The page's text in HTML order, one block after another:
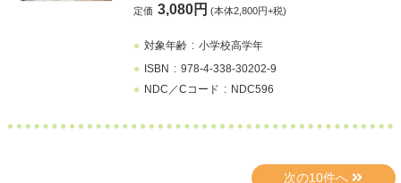
定価 3,080円 (本体2,800円+税)
対象年齢
小学校高学年
ISBN
978-4-338-30202-9
NDC／Cコード
NDC596